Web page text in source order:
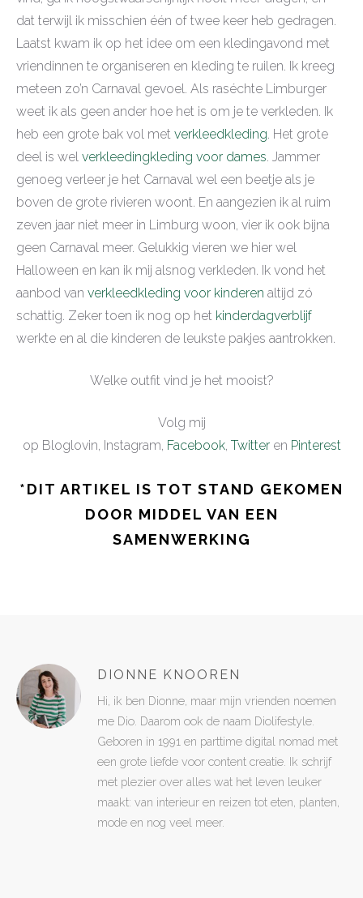
dat terwijl ik misschien één of twee keer heb gedragen.
Laatst kwam ik op het idee om een kledingavond met
vriendinnen te organiseren en kleding te ruilen. Ik kreeg
meteen zo’n Carnaval gevoel. Als raséchte Limburger
weet ik als geen ander hoe het is om je te verkleden. Ik
heb een grote bak vol met verkleedkleding. Het grote
deel is wel verkleedingkleding voor dames. Jammer
genoeg verleer je het Carnaval wel een beetje als je
boven de grote rivieren woont. En aangezien ik al ruim
zeven jaar niet meer in Limburg woon, vier ik ook bijna
geen Carnaval meer. Gelukkig vieren we hier wel
Halloween en kan ik mij alsnog verkleden. Ik vond het
aanbod van verkleedkleding voor kinderen altijd zó
schattig. Zeker toen ik nog op het kinderdagverblijf
werkte en al die kinderen de leukste pakjes aantrokken.
Welke outfit vind je het mooist?
Volg mij
op Bloglovin, Instagram, Facebook, Twitteren Pinterest
*DIT ARTIKEL IS TOT STAND GEKOMEN
DOOR MIDDEL VAN EEN
SAMENWERKING
DIONNE KNOOREN
Hi, ik ben Dionne, maar mijn vrienden noemen
me Dio. Daarom ook de naam Diolifestyle.
Geboren in 1991 en parttime digital nomad met
een grote liefde voor content creatie. Ik schrijf
met plezier over alles wat het leven leuker
maakt: van interieur en reizen tot eten, planten,
mode en nog veel meer.